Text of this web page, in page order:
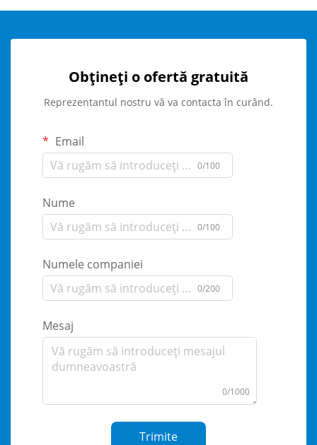
Obțineți o ofertă gratuită
Reprezentantul nostru vă va contacta în curând.
Email
0/100
Nume
0/100
Numele companiei
0/200
Mesaj
0/1000
Trimite